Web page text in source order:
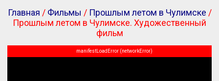
Главная / Фильмы / Прошлым летом в Чулимске /
Прошлым летом в Чулимске. Художественный
фильм
manifestLoadError (networkError)